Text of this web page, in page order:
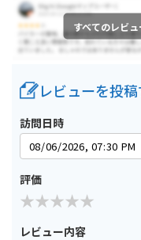
すべてのレビ
レビューを投
訪問日時
評価
レビュー内容